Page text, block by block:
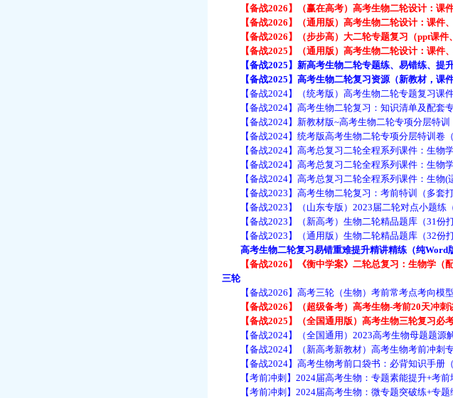
【备战2026】（赢在高考）高考生物二轮设计：课件
【备战2026】（通用版）高考生物二轮设计：课件、
【备战2026】（步步高）大二轮专题复习（ppt课件
【备战2025】（通用版）高考生物二轮设计：课件、
【备战2025】新高考生物二轮专题练、易错练、提升
【备战2025】高考生物二轮复习资源（新教材，课
【备战2024】（统考版）高考生物二轮专题复习课件
【备战2024】高考生物二轮复习：知识清单及配套专
【备战2024】新教材版~高考生物二轮专项分层特训
【备战2024】统考版高考生物二轮专项分层特训卷（
【备战2024】高考总复习二轮全程系列课件：生物
【备战2024】高考总复习二轮全程系列课件：生物
【备战2024】高考总复习二轮全程系列课件：生物(
【备战2023】高考生物二轮复习：考前特训（多套打
【备战2023】（山东专版）2023届二轮对点小题练（
【备战2023】（新高考）生物二轮精品题库（31份打
【备战2023】（通用版）生物二轮精品题库（32份打
高考生物二轮复习易错重难提升精讲精练（纯Word版
【备战2026】《衡中学案》二轮总复习：生物学（配
三轮
【备战2026】高考三轮（生物）考前常考点考向模型
【备战2026】（超级备考）高考生物-考前20天冲刺
【备战2025】（全国通用版）高考生物三轮复习必考
【备战2024】（全国通用）2023高考生物母题题源解
【备战2024】（新高考新教材）高考生物考前冲刺专
【备战2024】高考生物考前口袋书：必背知识手册（
【考前冲刺】2024届高考生物：专题素能提升+考前
【考前冲刺】2024届高考生物：微专题突破练+专题